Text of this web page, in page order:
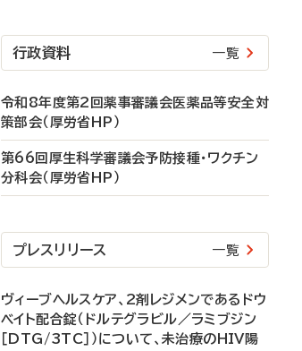
行政資料 一覧
令和8年度第2回薬事審議会医薬品等安全対
策部会（厚労省HP）
第66回厚生科学審議会予防接種・ワクチン
分科会（厚労省HP）
プレスリリース 一覧
ヴィーブヘルスケア、2剤レジメンであるドウ
ベイト配合錠（ドルテグラビル／ラミブジン
［DTG/3TC］）について、未治療のHIV陽